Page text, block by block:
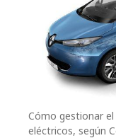
Cómo gestionar
eléctricos, según